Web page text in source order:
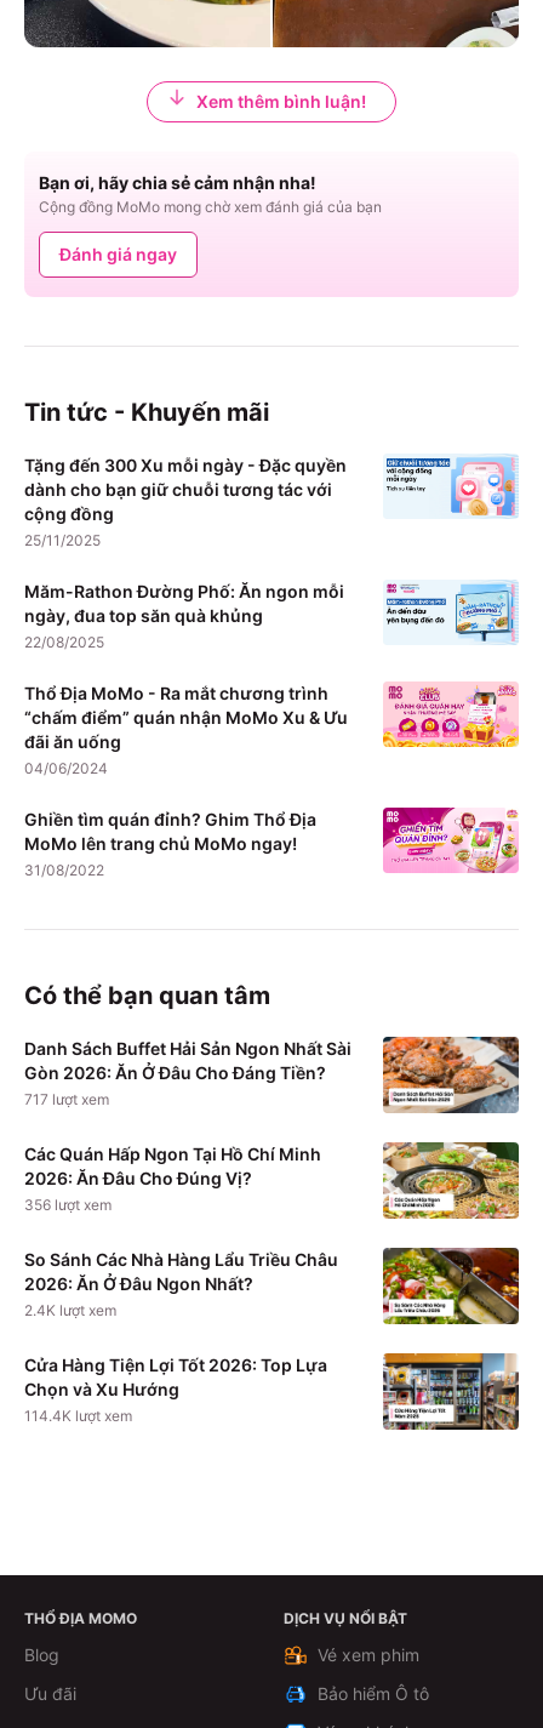
Xem thêm bình luận!
Bạn ơi, hãy chia sẻ cảm nhận nha!
Cộng đồng MoMo mong chờ xem đánh giá của bạn
Đánh giá ngay
Tin tức - Khuyến mãi
Tặng đến 300 Xu mỗi ngày - Đặc quyền
dành cho bạn giữ chuỗi tương tác với
cộng đồng
25/11/2025
Măm-Rathon Đường Phố: Ăn ngon mỗi
ngày, đua top săn quà khủng
22/08/2025
Thổ Địa MoMo - Ra mắt chương trình
“chấm điểm” quán nhận MoMo Xu & Ưu
đãi ăn uống
04/06/2024
Ghiền tìm quán đỉnh? Ghim Thổ Địa
MoMo lên trang chủ MoMo ngay!
31/08/2022
Có thể bạn quan tâm
Danh Sách Buffet Hải Sản Ngon Nhất Sài
Gòn 2026: Ăn Ở Đâu Cho Đáng Tiền?
717 lượt xem
Các Quán Hấp Ngon Tại Hồ Chí Minh
2026: Ăn Đâu Cho Đúng Vị?
356 lượt xem
So Sánh Các Nhà Hàng Lẩu Triều Châu
2026: Ăn Ở Đâu Ngon Nhất?
2.4K lượt xem
Cửa Hàng Tiện Lợi Tốt 2026: Top Lựa
Chọn và Xu Hướng
114.4K lượt xem
Xem chi tiết
THỔ ĐỊA MOMO
Blog
Ưu đãi
DỊCH VỤ NỔI BẬT
Vé xem phim
Bảo hiểm Ô tô